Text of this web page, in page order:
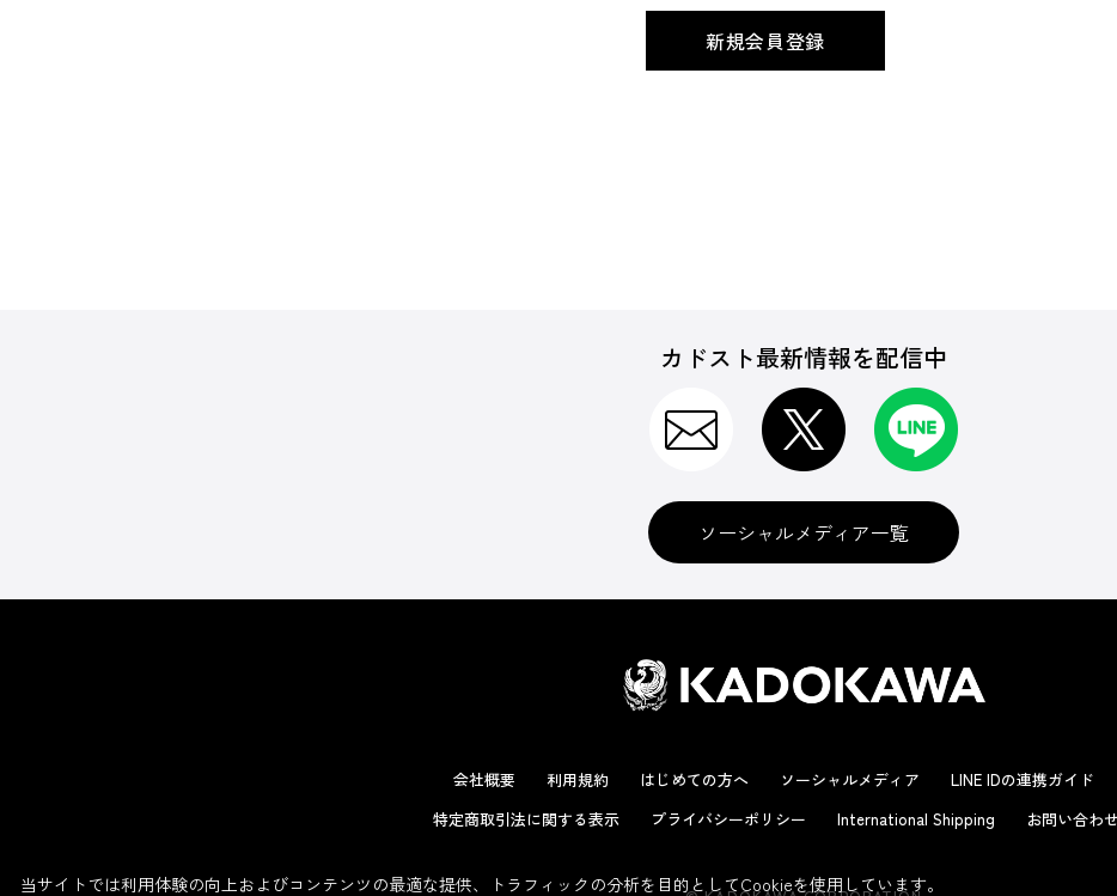
カドスト最新情報を配信中
ソーシャルメディア一覧
会社概要 利用規約 はじめての方へ ソーシャルメディア LINE IDの連携ガイド
特定商取引法に関する表示
プライバシーポリシー International Shipping お問い合わ
当サイトでは利用体験の向上およびコンテンツの最適な提供、トラフィックの分析を目的としてCookieを使用しています。